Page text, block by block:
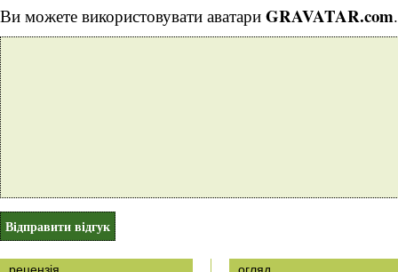
Ви можете використовувати аватари GRAVATAR.com.